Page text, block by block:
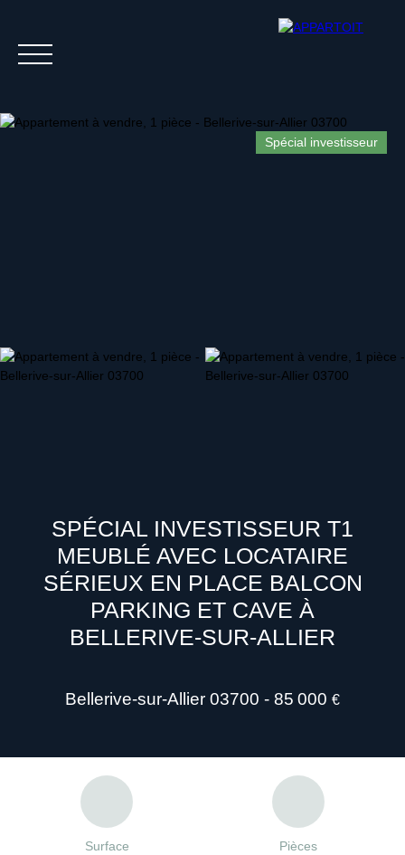
Spécial investisseur
SPÉCIAL INVESTISSEUR T1
MEUBLÉ AVEC LOCATAIRE
SÉRIEUX EN PLACE BALCON
PARKING ET CAVE À
BELLERIVE-SUR-ALLIER
Bellerive-sur-Allier 03700 - 85 000 €
Surface
Pièces